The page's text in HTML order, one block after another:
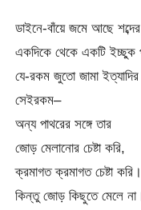
ডাইনে-বাঁয়ে জমে আছে
একদিকে থেকে একটি ইচ্ছুক
যে-রকম জুতো জামা
সেইরকম–
অন্য পাথরের সঙ্গে তার
জোড় মেলানোর চেষ্টা করি,
ক্রমাগত ক্রমাগত চেষ্টা করি।
কিন্তু জোড় কিছুতে মেলে